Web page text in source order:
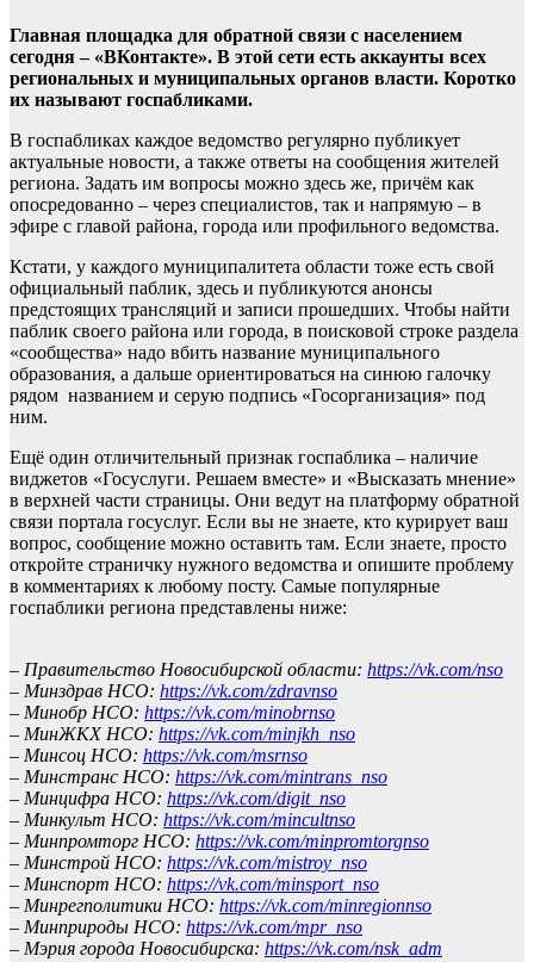
Главная площадка для обратной связи с населением
сегодня – «ВКонтакте». В этой сети есть аккаунты всех
региональных и муниципальных органов власти. Коротко
их называют госпабликами.
В госпабликах каждое ведомство регулярно публикует
актуальные новости, а также ответы на сообщения жителей
региона. Задать им вопросы можно здесь же, причём как
опосредованно – через специалистов, так и напрямую – в
эфире с главой района, города или профильного ведомства.
Кстати, у каждого муниципалитета области тоже есть свой
официальный паблик, здесь и публикуются анонсы
предстоящих трансляций и записи прошедших. Чтобы найти
паблик своего района или города, в поисковой строке раздела
«сообщества» надо вбить название муниципального
образования, а дальше ориентироваться на синюю галочку
рядом названием и серую подпись «Госорганизация» под
ним.
Ещё один отличительный признак госпаблика – наличие
виджетов «Госуслуги. Решаем вместе» и «Высказать мнение»
в верхней части страницы. Они ведут на платформу обратной
связи портала госуслуг. Если вы не знаете, кто курирует ваш
вопрос, сообщение можно оставить там. Если знаете, просто
откройте страничку нужного ведомства и опишите проблему
в комментариях к любому посту. Самые популярные
госпаблики региона представлены ниже:
– Правительство Новосибирской области: https://vk.com/nso
– Минздрав НСО: https://vk.com/zdravnso
– Минобр НСО: https://vk.com/minobrnso
– МинЖКХ НСО: https://vk.com/minjkh_nso
– Минсоц НСО: https://vk.com/msrnso
– Минстранс НСО: https://vk.com/mintrans_nso
– Минцифра НСО: https://vk.com/digit_nso
– Минкульт НСО: https://vk.com/mincultnso
– Минпромторг НСО: https://vk.com/minpromtorgnso
– Минстрой НСО: https://vk.com/mistroy_nso
– Минспорт НСО: https://vk.com/minsport_nso
– Минрегполитики НСО: https://vk.com/minregionnso
– Минприроды НСО: https://vk.com/mpr_nso
– Мэрия города Новосибирска: https://vk.com/nsk_adm